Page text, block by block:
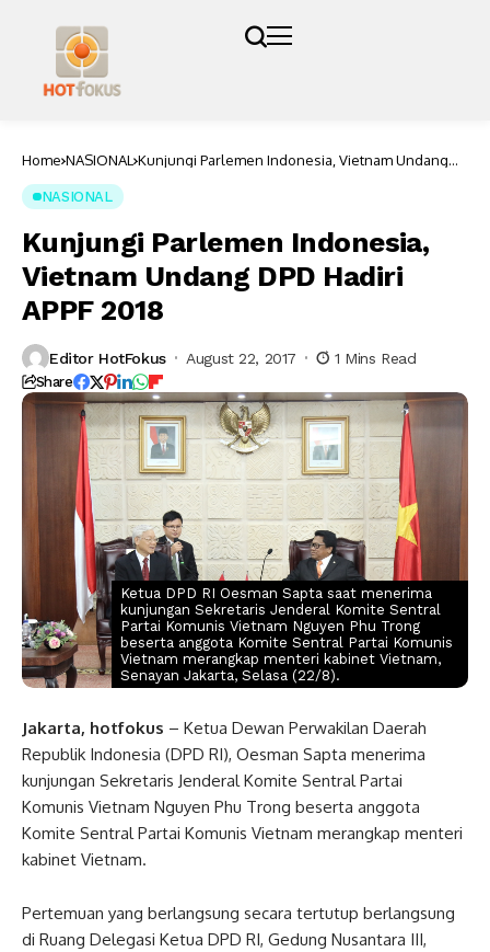
Home NASIONAL Kunjungi Parlemen Indonesia, Vietnam Undang
NASIONAL
Kunjungi Parlemen Indonesia,
Vietnam Undang DPD Hadiri
APPF 2018
Editor HotFokus August 22, 2017 1 Mins Read
Share
Ketua DPD RI Oesman Sapta saat menerima
kunjungan Sekretaris Jenderal Komite Sentral
Partai Komunis Vietnam Nguyen Phu Trong
beserta anggota Komite Sentral Partai Komunis
Vietnam merangkap menteri kabinet Vietnam,
Senayan Jakarta, Selasa (22/8).
Jakarta, hotfokus – Ketua Dewan Perwakilan Daerah
Republik Indonesia (DPD RI), Oesman Sapta menerima
kunjungan Sekretaris Jenderal Komite Sentral Partai
Komunis Vietnam Nguyen Phu Trong beserta anggota
Komite Sentral Partai Komunis Vietnam merangkap menteri
kabinet Vietnam.
Pertemuan yang berlangsung secara tertutup berlangsung
di Ruang Delegasi Ketua DPD RI, Gedung Nusantara III,